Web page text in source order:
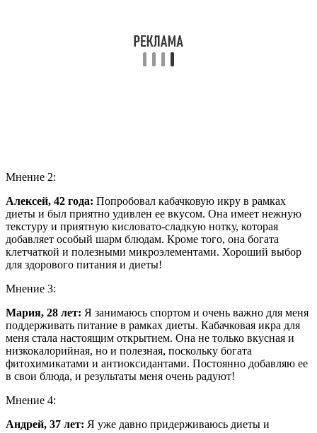
Мнение 2:
Алексей, 42 года: Попробовал кабачковую икру в рамках
диеты и был приятно удивлен ее вкусом. Она имеет нежную
текстуру и приятную кисловато-сладкую нотку, которая
добавляет особый шарм блюдам. Кроме того, она богата
клетчаткой и полезными микроэлементами. Хороший выбор
для здорового питания и диеты!
Мнение 3:
Мария, 28 лет: Я занимаюсь спортом и очень важно для меня
поддерживать питание в рамках диеты. Кабачковая икра для
меня стала настоящим открытием. Она не только вкусная и
низкокалорийная, но и полезная, поскольку богата
фитохимикатами и антиоксидантами. Постоянно добавляю ее
в свои блюда, и результаты меня очень радуют!
Мнение 4:
Андрей, 37 лет: Я уже давно придерживаюсь диеты и